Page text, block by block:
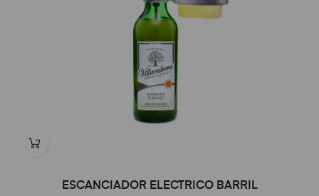
ESCANCIADOR ELECTRICO BARRIL